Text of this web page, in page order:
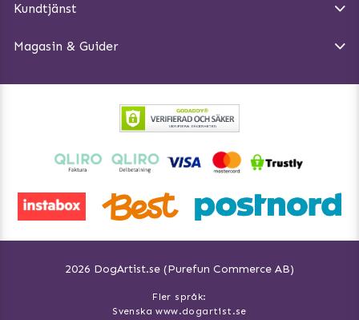
Kundtjänst
Ångra Köp
Magasin & Guider
Hundbäddar
2026 DogArtist.se (Purefun Commerce AB)
Fler språk:
Svenska www.dogartist.se